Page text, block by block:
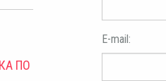
ПО
E-mail: